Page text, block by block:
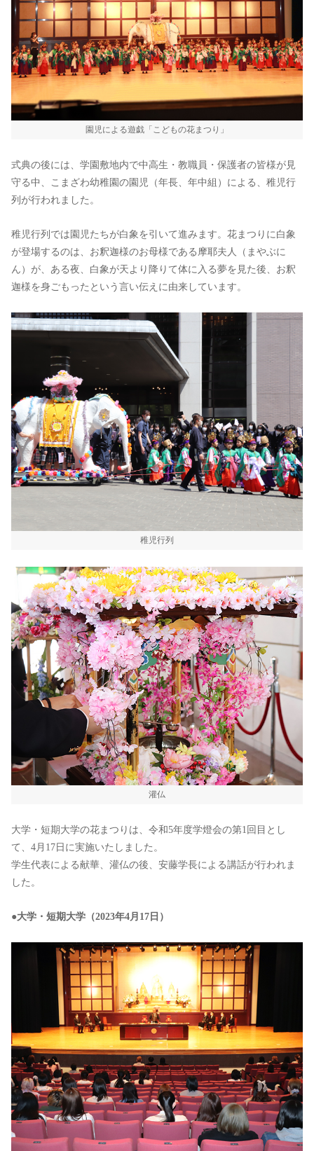
園児による遊戯「こどもの花まつり」
式典の後には、学園敷地内で中高生・教職員・保護者の皆様が見
守る中、こまざわ幼稚園の園児（年長、年中組）による、稚児行
列が行われました。
稚児行列では園児たちが白象を引いて進みます。花まつりに白象
が登場するのは、お釈迦様のお母様である摩耶夫人（まやぶに
ん）が、ある夜、白象が天より降りて体に入る夢を見た後、お釈
迦様を身ごもったという言い伝えに由来しています。
稚児行列
灌仏
大学・短期大学の花まつりは、令和5年度学燈会の第1回目とし
て、4月17日に実施いたしました。
学生代表による献華、灌仏の後、安藤学長による講話が行われま
した。
●大学・短期大学（2023年4月17日）